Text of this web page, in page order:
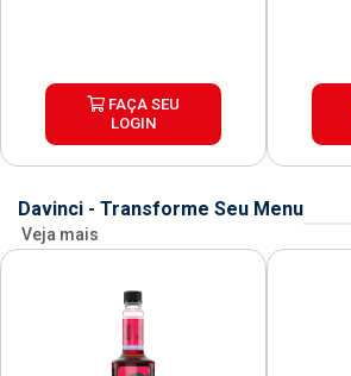
FAÇA SEU
LOGIN
Davinci - Transforme Seu Menu
Veja mais